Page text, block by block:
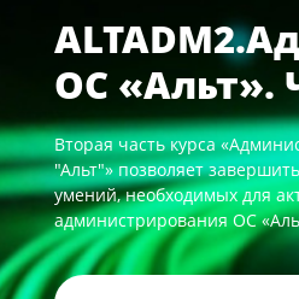
ОС «Альт».
Вторая часть курса
"Альт"» позволяет
умений, необходимых для
администрирования ОС